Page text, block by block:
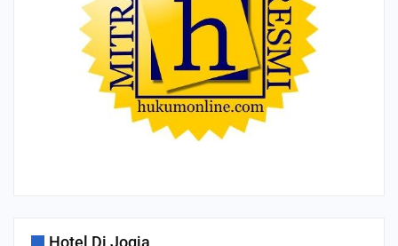
Hotel Di Jogja